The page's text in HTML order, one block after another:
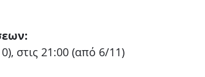
στις 21:00 (από 6/11)